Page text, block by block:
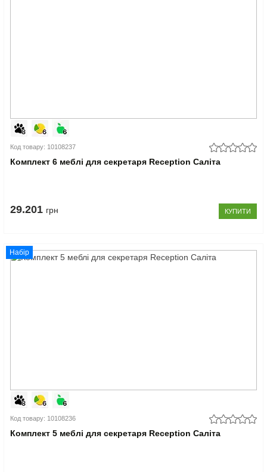
Код товару: 10108237
Комплект 6 меблі для секретаря Reception Саліта
29.201 грн КУПИТИ
Набір
Код товару: 10108236
Комплект 5 меблі для секретаря Reception Саліта